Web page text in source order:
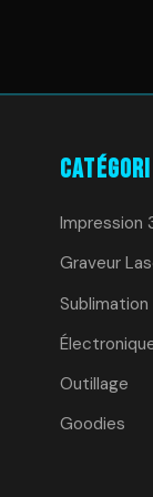
Impression
Graveur
Sublimation
Outillage
Goodies